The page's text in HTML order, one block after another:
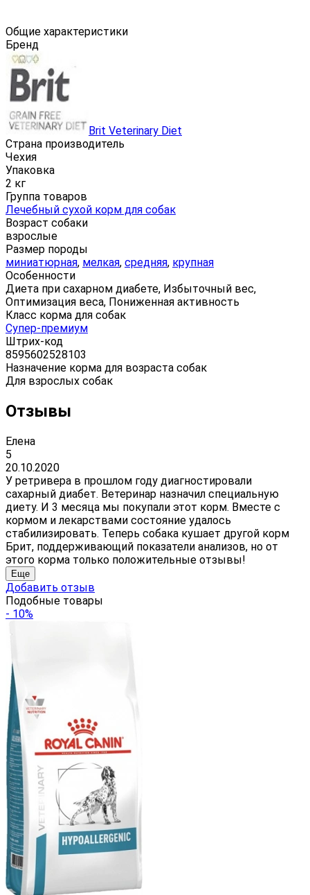
Общие характеристики
Бренд
Brit Veterinary Diet
Страна производитель
Чехия
Упаковка
2 кг
Группа товаров
Лечебный сухой корм для собак
Возраст собаки
взрослые
Размер породы
миниатюрная, мелкая, средняя, крупная
Особенности
Диета при сахарном диабете, Избыточный вес,
Оптимизация веса, Пониженная активность
Класс корма для собак
Супер-премиум
Штрих-код
8595602528103
Назначение корма для возраста собак
Для взрослых собак
Отзывы
Елена
5
20.10.2020
У ретривера в прошлом году диагностировали
сахарный диабет. Ветеринар назначил специальную
диету. И 3 месяца мы покупали этот корм. Вместе с
кормом и лекарствами состояние удалось
стабилизировать. Теперь собака кушает другой корм
Брит, поддерживающий показатели анализов, но от
этого корма только положительные отзывы!
Еще
Добавить отзыв
Подобные товары
- 10%